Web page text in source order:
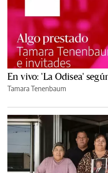
En vivo: 'La Odisea'
Tamara Tenenbaum